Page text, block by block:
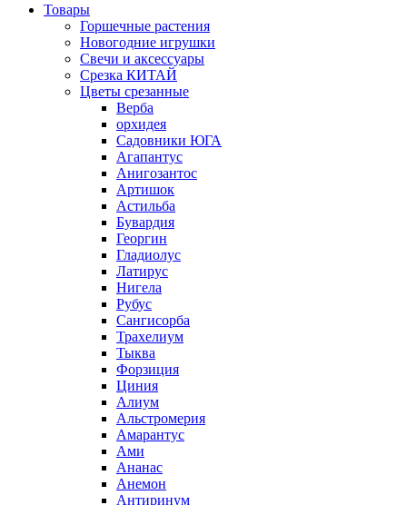
Товары
Горшечные растения
Новогодние игрушки
Свечи и аксессуары
Срезка КИТАЙ
Цветы срезанные
Верба
орхидея
Садовники ЮГА
Агапантус
Анигозантос
Артишок
Астильба
Бувардия
Георгин
Гладиолус
Латирус
Нигела
Рубус
Сангисорба
Трахелиум
Тыква
Форзиция
Циния
Алиум
Альстромерия
Амарантус
Ами
Ананас
Анемон
Антиринум